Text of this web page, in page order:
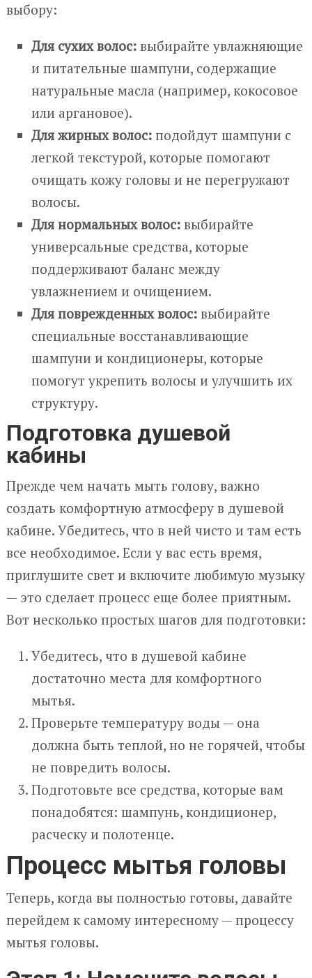
выбору:
Для сухих волос: выбирайте увлажняющие
и питательные шампуни, содержащие
натуральные масла (например, кокосовое
или аргановое).
Для жирных волос: подойдут шампуни с
легкой текстурой, которые помогают
очищать кожу головы и не перегружают
волосы.
Для нормальных волос: выбирайте
универсальные средства, которые
поддерживают баланс между
увлажнением и очищением.
Для поврежденных волос: выбирайте
специальные восстанавливающие
шампуни и кондиционеры, которые
помогут укрепить волосы и улучшить их
структуру.
Подготовка душевой
кабины
Прежде чем начать мыть голову, важно
создать комфортную атмосферу в душевой
кабине. Убедитесь, что в ней чисто и там есть
все необходимое. Если у вас есть время,
приглушите свет и включите любимую музыку
— это сделает процесс еще более приятным.
Вот несколько простых шагов для подготовки:
Убедитесь, что в душевой кабине
достаточно места для комфортного
мытья.
Проверьте температуру воды — она
должна быть теплой, но не горячей, чтобы
не повредить волосы.
Подготовьте все средства, которые вам
понадобятся: шампунь, кондиционер,
расческу и полотенце.
Процесс мытья головы
Теперь, когда вы полностью готовы, давайте
перейдем к самому интересному — процессу
мытья головы.